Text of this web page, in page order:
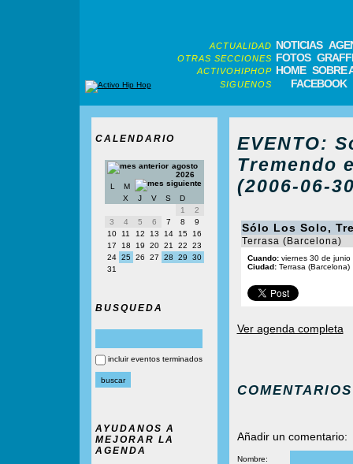
ACTUALIDAD NOTICIAS
OTRAS SECCIONES FOTOS
ACTIVOHIPHOP HOME SOBRE
SIGUENOS FACEBOOK
CALENDARIO
agosto
2026
L
M
X
J V S
D
1
2
3
4 5 6 7 8
9
10
11 12 13 14 15
16
17
18 19 20 21 22
23
24 25 26 27 28 29
30
31
BUSQUEDA
incluir eventos terminados
AYUDANOS A
MEJORAR LA
AGENDA
EVENTO:
Tremendo
(2006-06-
Sólo Los Solo,
Terrasa (Barcelona)
Cuando:viernes 30 de junio
Ciudad:Terrasa (Barcelona)
Ver agenda completa
COMENTARIOS
Añadir un comentario:
Nombre: